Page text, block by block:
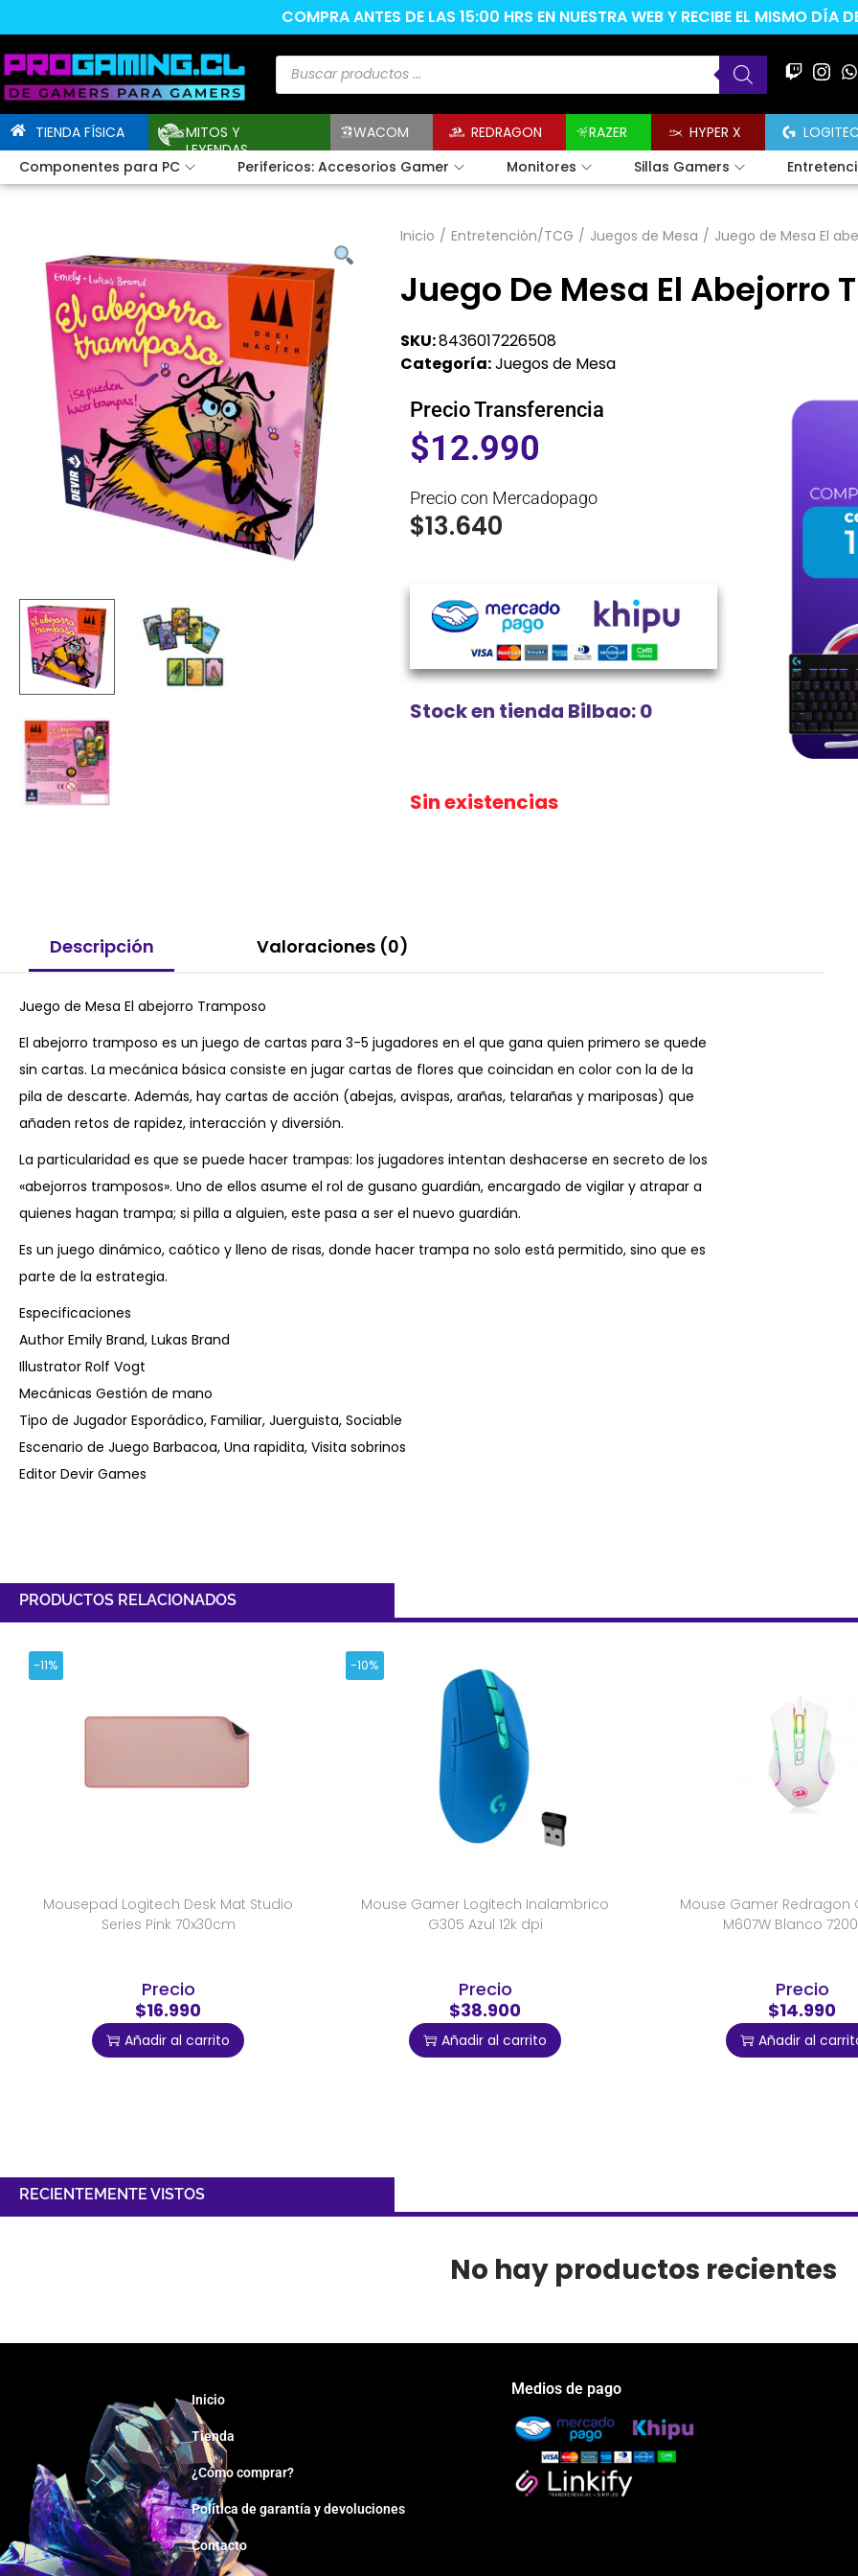
COMPRA ANTES DE LAS 15:00 HRS EN NUESTRA WEB Y RECIBE EL MISMO DÍA
TIENDA FÍSICA
MITOS Y
LEYENDAS
WACOM REDRAGON RAZER HYPER X
Componentes para PC
Perifericos: Accesorios Gamer Monitores Sillas Gamers
Inicio / Entretención/TCG / Juegos de Mesa / Juego de Mesa El
Juego De Mesa El Abejorro
SKU:8436017226508
Categoría:Juegos de Mesa
Precio Transferencia
$12.990
Precio con Mercadopago
$13.640
Stock en tienda Bilbao: 0
Sin existencias
Descripción Valoraciones (0)
Juego de Mesa El abejorro Tramposo
El abejorro tramposo es un juego de cartas para 3-5 jugadores en el que gana quien primero se quede
sin cartas. La mecánica básica consiste en jugar cartas de flores que coincidan en color con la de la
pila de descarte. Además, hay cartas de acción (abejas, avispas, arañas, telarañas y mariposas) que
añaden retos de rapidez, interacción y diversión.
La particularidad es que se puede hacer trampas: los jugadores intentan deshacerse en secreto de los
«abejorros tramposos». Uno de ellos asume el rol de gusano guardián, encargado de vigilar y atrapar a
quienes hagan trampa; si pilla a alguien, este pasa a ser el nuevo guardián.
Es un juego dinámico, caótico y lleno de risas, donde hacer trampa no solo está permitido, sino que es
parte de la estrategia.
Especificaciones
Author Emily Brand, Lukas Brand
Illustrator Rolf Vogt
Mecánicas Gestión de mano
Tipo de Jugador Esporádico, Familiar, Juerguista, Sociable
Escenario de Juego Barbacoa, Una rapidita, Visita sobrinos
Editor Devir Games
PRODUCTOS RELACIONADOS
-11%
Mousepad Logitech Desk Mat Studio
Series Pink 70x30cm
Precio
$16.990
Añadir al carrito
-10%
Mouse Gamer Logitech Inalambrico
G305 Azul 12k dpi
Precio
$38.900
Añadir al carrito
Mouse Gamer Redragon
M607W Blanco 7200
Precio
$14.990
Añadir al
RECIENTEMENTE VISTOS
No hay productos recientes
Inicio
Tienda
¿Cómo comprar?
Política de garantía y devoluciones
Contacto
Medios de pago